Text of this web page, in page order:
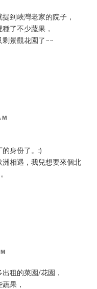
到峽灣老家的院子，
了不少蔬果，
景觀花園了~~
身份了。:)
相遇，我兒想要來個北
租的菜園/花園，
果，